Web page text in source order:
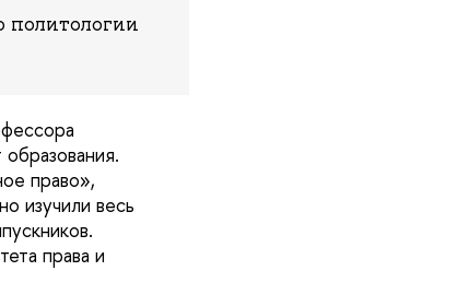
политологии
право»,
изучили весь
права и